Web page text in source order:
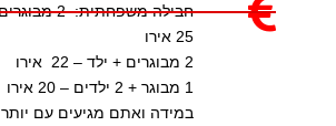
25 אירו
2 מבוגרים + ילד – 22 אירו
1 מבוגר + 2 ילדים – 20 אירו
במידה ואתם מגיעים עם יותר